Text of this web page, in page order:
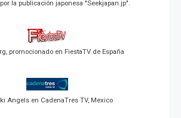
la publicación japonesa "Seekjapan.jp".
promocionado en FiestaTV de España
Angels en CadenaTres TV, Mexico